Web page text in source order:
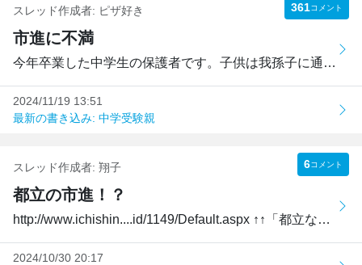
スレッド作成者: ピザ好き 361コメント
市進に不満
今年卒業した中学生の保護者です。子供は我孫子に通っていま...
2024/11/19 13:51
最新の書き込み: 中学受験親
スレッド作成者: 翔子 6コメント
都立の市進！？
http://www.ichishin....id/1149/Default.aspx ↑↑「都立なら...
2024/10/30 20:17